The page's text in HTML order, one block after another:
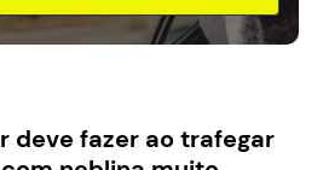
deve fazer ao trafegar